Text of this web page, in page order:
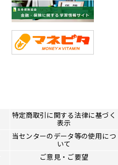
特定商取引に関する法律に基づく
表示
当センターのデータ等の使用につ
いて
ご意見・ご要望